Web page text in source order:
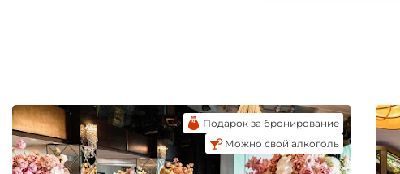
Подарок за бронирование
Можно свой алкоголь